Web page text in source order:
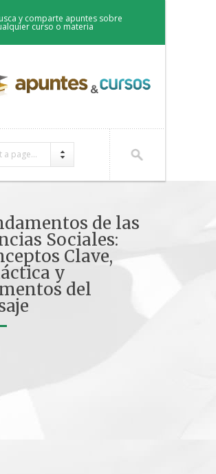
y comparte apuntes sobre
curso o materia
a page...
de las
Sociales:
Clave,
y
del